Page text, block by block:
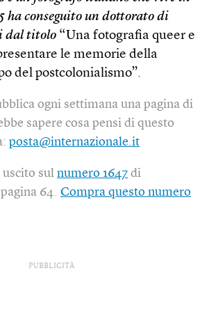
ha conseguito un dottorato di
dal titolo “Una fotografia queer e
le memorie della
del postcolonialismo”.
ogni settimana una pagina di
sapere cosa pensi di questo
posta@internazionale.it
uscito sul numero 1647 di
64. Compra questo numero
PUBBLICITÀ